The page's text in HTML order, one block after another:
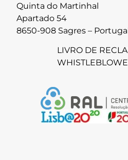
Quinta do Martinhal
Apartado 54
8650-908 Sagres –
LIVRO DE